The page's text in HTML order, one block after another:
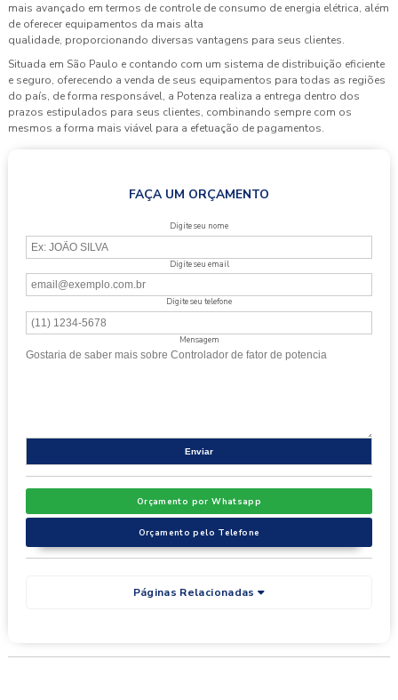
mais avançado em termos de controle de consumo de energia elétrica, além
de oferecer equipamentos da mais alta
qualidade, proporcionando diversas vantagens para seus clientes.
Situada em São Paulo e contando com um sistema de distribuição eficiente
e seguro, oferecendo a venda de seus equipamentos para todas as regiões
do país, de forma responsável, a Potenza realiza a entrega dentro dos
prazos estipulados para seus clientes, combinando sempre com os
mesmos a forma mais viável para a efetuação de pagamentos.
FAÇA UM ORÇAMENTO
Digite seu nome
Digite seu email
Digite seu telefone
Mensagem
Orçamento por Whatsapp
Orçamento pelo Telefone
Páginas Relacionadas